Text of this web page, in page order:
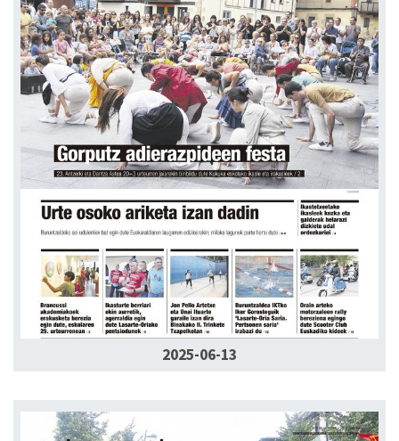
2025-06-13